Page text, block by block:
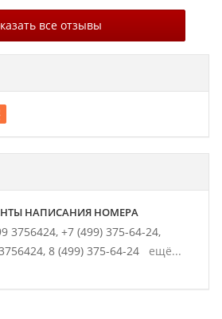
все отзывы
НАПИСАНИЯ НОМЕРА
3756424, +7 (499) 375-64-24,
8 (499) 375-64-24 ещё...